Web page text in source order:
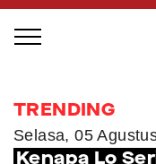
LOCAL GREATNESS
INSPIRING
TRENDING
Selasa, 05
Kenapa Lo